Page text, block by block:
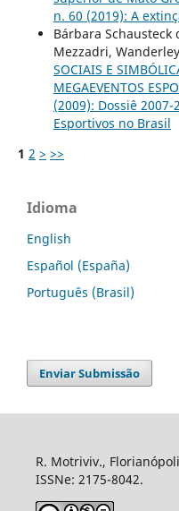
n. 60 (2019): A
Bárbara
Mezzadri,
SOCIAIS E
MEGAEVENTOS
(2009): Dossiê
Esportivos no Brasil
1 2 > >>
Idioma
English
Español (España)
Português (Brasil)
Enviar Submissão
R. Motriviv.,
ISSNe: 2175-8042.